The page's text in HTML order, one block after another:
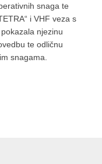
snaga te
i VHF veza s
njezinu
te odličnu
snagama.